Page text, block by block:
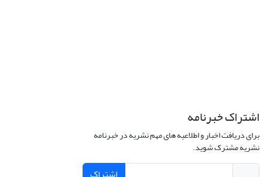
اشتراک خبرنامه
برای دریافت اخبار و اطلاعیه های مهم نشریه در خبرنامه
نشریه مشترک شوید.